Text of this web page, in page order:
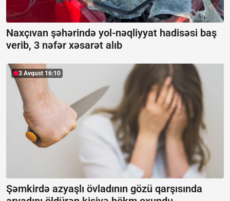
Naxçıvan şəhərində yol-nəqliyyat hadisəsi baş
verib, 3 nəfər xəsarət alıb
3 Avqust 16:10
Şəmkirdə azyaşlı övladının gözü qarşısında